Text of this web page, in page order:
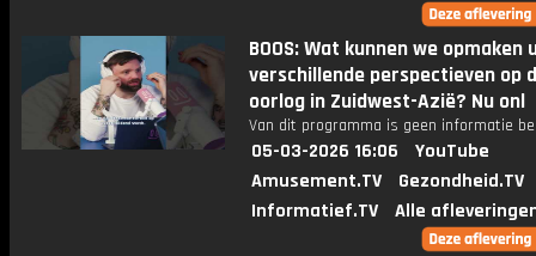
BOOS: Wat kunnen we opmaken
verschillende perspectieven op
oorlog in Zuidwest-Azië? Nu onl
Van dit programma is geen informatie
05-03-2026 16:06
YouTube
Amusement.TV
Gezondheid.TV
Informatief.TV
Alle